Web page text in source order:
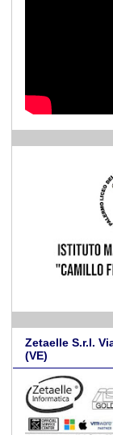
Zetaelle S.r.l.
(VE)